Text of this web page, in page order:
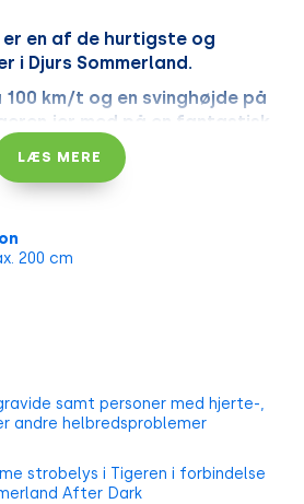
er en af de hurtigste og
i Djurs Sommerland.
km/t og en svinghøjde på
jer med på en fantastisk
LÆS MERE
200 cm
samt personer med hjerte-,
andre helbredsproblemer
strobelys i Tigeren i forbindelse
After Dark